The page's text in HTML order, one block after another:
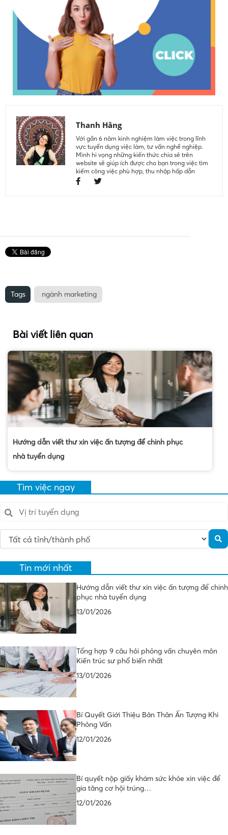
Thanh Hằng
Với gần 6 năm kinh nghiệm làm việc trong lĩnh
vực tuyển dụng việc làm, tư vấn nghề nghiệp.
Mình hi vọng những kiến thức chia sẻ trên
website sẽ giúp ích được cho bạn trong việc tìm
kiếm công việc phù hợp, thu nhập hấp dẫn
Tags ngành marketing
Bài viết liên quan
Hướng dẫn viết thư xin việc ấn tượng để chinh phục
nhà tuyển dụng
Tìm việc ngay
Tin mới nhất
Hướng dẫn viết thư xin việc ấn tượng để chinh
phục nhà tuyển dụng
13/01/2026
Tổng hợp 9 câu hỏi phỏng vấn chuyên môn
Kiến trúc sư phổ biến nhất
13/01/2026
Bí Quyết Giới Thiệu Bản Thân Ấn Tượng Khi
Phỏng Vấn
12/01/2026
Bí quyết nộp giấy khám sức khỏe xin việc để
gia tăng cơ hội trúng…
12/01/2026